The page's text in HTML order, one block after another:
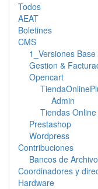
Todos
AEAT
Boletines
CMS
1_Versiones Base
Gestion &
Opencart
Admin
Tiendas
Prestashop
Wordpress
Contribuciones
Bancos de
Coordinadores y
Hardware